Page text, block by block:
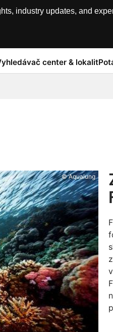
industry updates, and
center & lokalit
© Aqualung